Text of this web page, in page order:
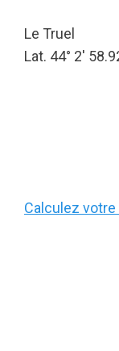
Le Truel
Lat. 44° 2′
Calculez